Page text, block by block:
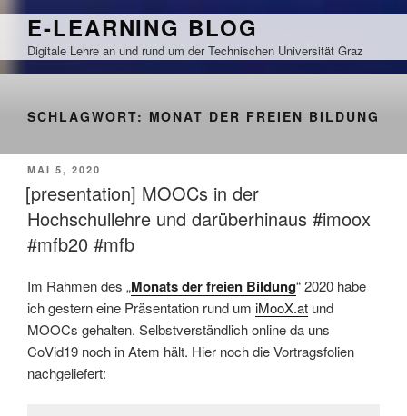
Zum
springen
E-LEARNING BLOG
Digitale Lehre an und rund um der Technischen Universität Graz
SCHLAGWORT: MONAT DER FREIEN BILDUNG
VERÖFFENTLICHT
AM
MAI 5, 2020
[presentation] MOOCs in der
Hochschullehre und darüberhinaus #imoox
#mfb20 #mfb
Im Rahmen des „Monats der freien Bildung“ 2020 habe
ich gestern eine Präsentation rund um iMooX.at und
MOOCs gehalten. Selbstverständlich online da uns
CoVid19 noch in Atem hält. Hier noch die Vortragsfolien
nachgeliefert: